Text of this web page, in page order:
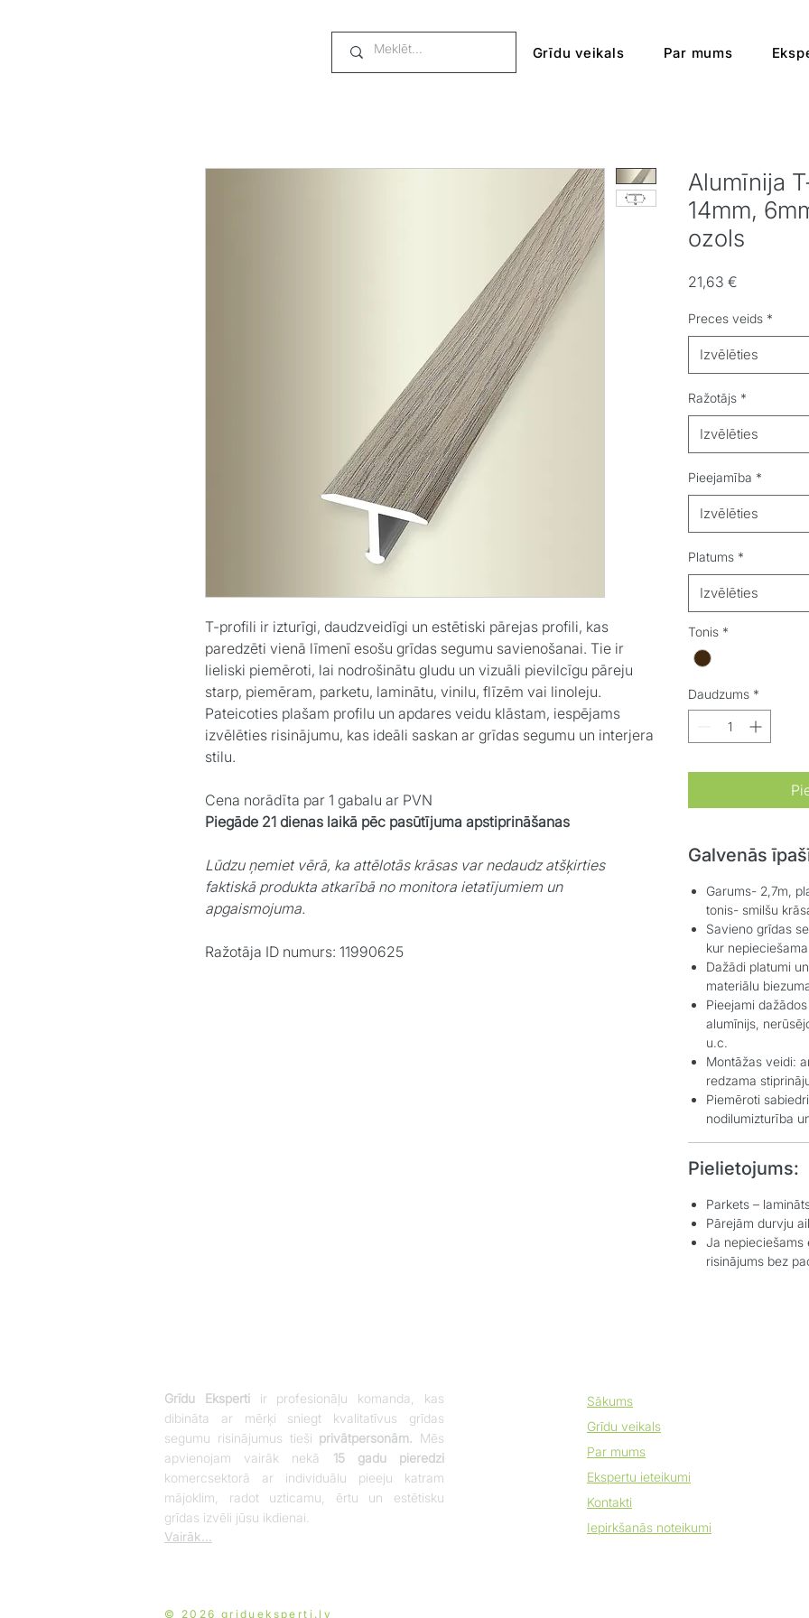
Grīdu veikals Par mums
T-profili ir izturīgi, daudzveidīgi un estētiski pārejas profili, kas
paredzēti vienā līmenī esošu grīdas segumu savienošanai. Tie ir
lieliski piemēroti, lai nodrošinātu gludu un vizuāli pievilcīgu pāreju
starp, piemēram, parketu, laminātu, vinilu, flīzēm vai linoleju.
Pateicoties plašam profilu un apdares veidu klāstam, iespējams
izvēlēties risinājumu, kas ideāli saskan ar grīdas segumu un interjera
stilu.
Cena norādīta par 1 gabalu ar PVN
Piegāde 21 dienas laikā pēc pasūtījuma apstiprināšanas
Lūdzu ņemiet vērā, ka attēlotās krāsas var nedaudz atšķirties
faktiskā produkta atkarībā no monitora ietatījumiem un
apgaismojuma.
Ražotāja ID numurs: 11990625
Alumīnija
14mm,
ozols
21,63 €
Preces veids *
Izvēlēties
Ražotājs *
Izvēlēties
Pieejamība *
Izvēlēties
Platums *
Izvēlēties
Tonis *
Daudzums *
Galvenās
Garums- 2,7m,
tonis- smilšu
Savieno grīdas
kur
Dažādi platumi
materiālu
Pieejami
alumīnijs,
u.c.
Montāžas veidi:
redzama
Piemēroti
nodilumizturība
Pielietojums:
Parkets –
Pārejām durvju
Ja nepieciešams
risinājums bez
Grīdu Ekspertiir profesionāļu komanda, kas
dibināta ar mērķi sniegt kvalitatīvus grīdas
segumu risinājumus tieši privātpersonām. Mēs
apvienojam vairāk nekā 15 gadu pieredzi
komercsektorā ar individuālu pieeju katram
mājoklim, radot uzticamu, ērtu un estētisku
grīdas izvēli jūsu ikdienai.
Vairāk...
Sākums
Grīdu veikals
Par mums
Ekspertu ieteikumi
Kontakti
Iepirkšanās noteikumi
© 2026 gridueksperti.lv